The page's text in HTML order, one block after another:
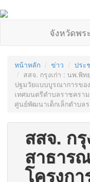
จังหวัดพร
หน้าหลัก ข่าว
ประ
สสจ. กรุงเก่า : นพ.พิ
ปฐมวัยแบบบูรณาการขอ
เทศมนตรีตำบลราชครา
ศูนย์พัฒนาเด็กเล็กตำบล
สสจ. ก
สาธาร
โครงก